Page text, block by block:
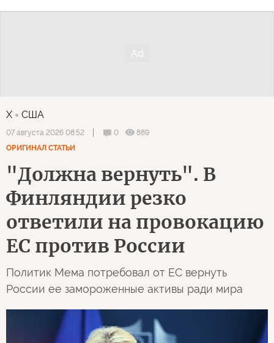
X США
07 августа 2026 08:52 0
889
ОРИГИНАЛ СТАТЬИ
"Должна вернуть". В
Финляндии резко
ответили на провокацию
ЕС против России
Политик Мема потребовал от ЕС вернуть
России ее замороженные активы ради мира